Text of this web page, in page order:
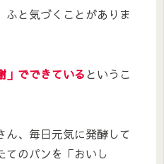
ふと気づくことがありま
」でできているというこ
ん、毎日元気に発酵して
てのパンを「おいし